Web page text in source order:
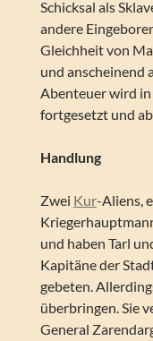
Schicksal als
andere
Gleichheit von
und anscheinend
Abenteuer wird in
fortgesetzt und
Handlung
Zwei Kur-Aliens,
und haben Tarl
Kapitäne der
gebeten.
überbringen. Sie
General